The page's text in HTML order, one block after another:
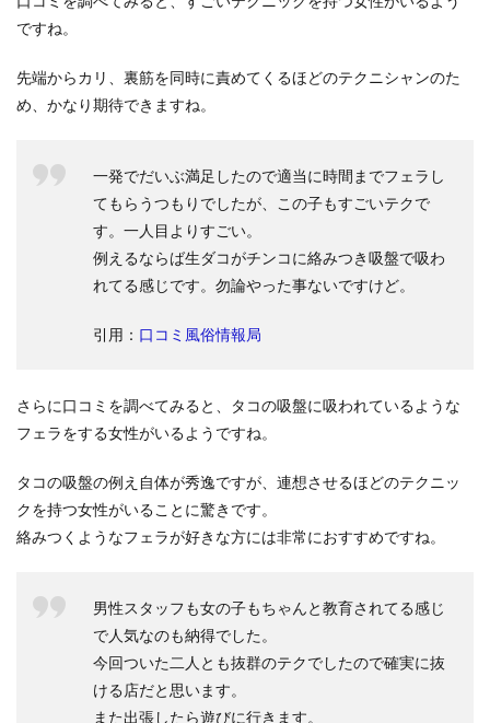
ですね。
先端からカリ、裏筋を同時に責めてくるほどのテクニシャンのた
め、かなり期待できますね。
一発でだいぶ満足したので適当に時間までフェラし
てもらうつもりでしたが、この子もすごいテクで
す。一人目よりすごい。
例えるならば生ダコがチンコに絡みつき吸盤で吸わ
れてる感じです。勿論やった事ないですけど。
引用： 口コミ風俗情報局
さらに口コミを調べてみると、タコの吸盤に吸われているような
フェラをする女性がいるようですね。
タコの吸盤の例え自体が秀逸ですが、連想させるほどのテクニッ
クを持つ女性がいることに驚きです。
絡みつくようなフェラが好きな方には非常におすすめですね。
男性スタッフも女の子もちゃんと教育されてる感じ
で人気なのも納得でした。
今回ついた二人とも抜群のテクでしたので確実に抜
ける店だと思います。
また出張したら遊びに行きます。